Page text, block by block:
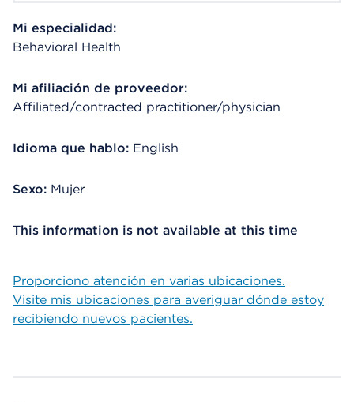
Mi especialidad:
Behavioral Health
Mi afiliación de proveedor:
Affiliated/contracted practitioner/physician
Idioma que hablo: English
Sexo: Mujer
This information is not available at this time
Proporciono atención en varias ubicaciones.
Visite mis ubicaciones para averiguar dónde estoy
recibiendo nuevos pacientes.